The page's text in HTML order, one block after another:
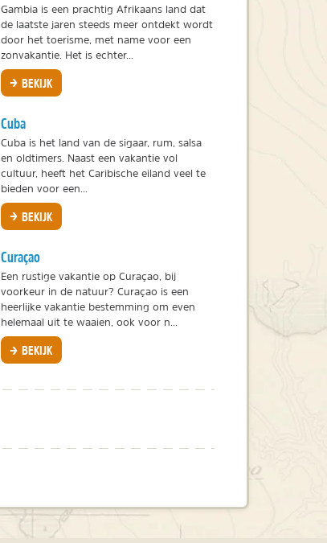
Gambia is een prachtig Afrikaans land dat
de laatste jaren steeds meer ontdekt wordt
door het toerisme, met name voor een
zonvakantie. Het is echter...
BEKIJK
Cuba
Cuba is het land van de sigaar, rum, salsa
en oldtimers. Naast een vakantie vol
cultuur, heeft het Caribische eiland veel te
bieden voor een...
BEKIJK
Curaçao
Een rustige vakantie op Curaçao, bij
voorkeur in de natuur? Curaçao is een
heerlijke vakantie bestemming om even
helemaal uit te waaien, ook voor n...
BEKIJK